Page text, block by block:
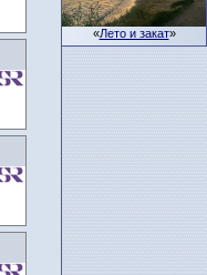
«Лето и закат»